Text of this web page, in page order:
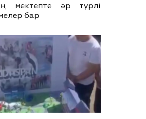
мектепте әр түрлі
бар